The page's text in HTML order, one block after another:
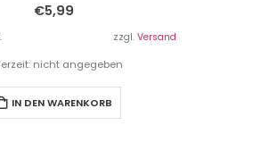
€5,99
zzgl. Versand
nicht angegeben
IN DEN WARENKORB